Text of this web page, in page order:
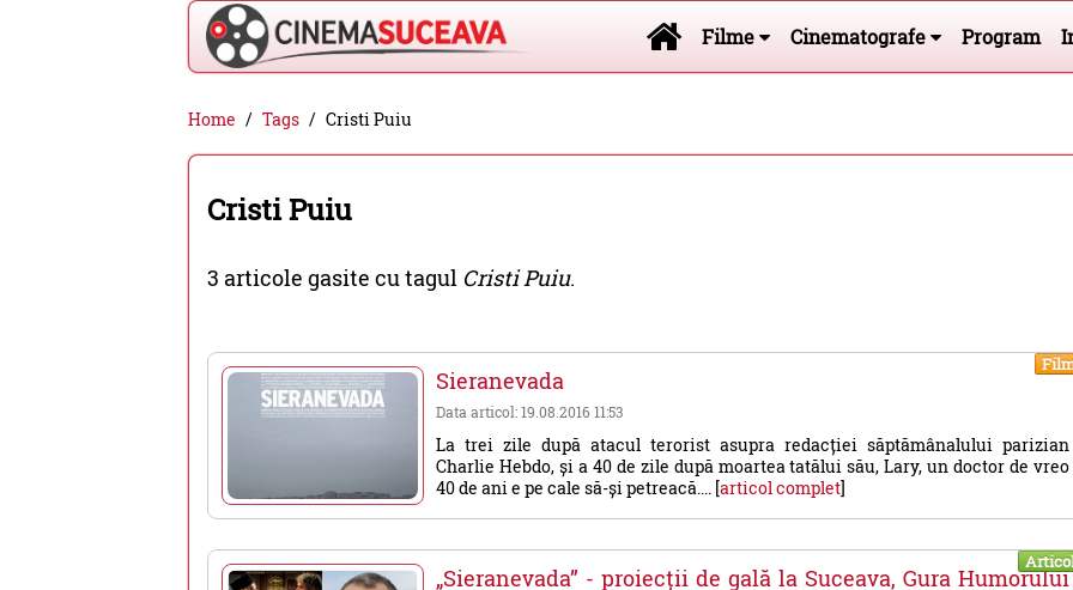
Cinema
Suceava
-
filme
cinema,
evenimente
Filme Cinematografe Program
Home Tags Cristi Puiu
Cristi Puiu
3 articole gasite cu tagul Cristi Puiu.
Sieranevada
Data articol: 19.08.2016 11:53
La trei zile după atacul terorist asupra redacției săptămânalului parizian
Charlie Hebdo, și a 40 de zile după moartea tatălui său, Lary, un doctor de vreo
40 de ani e pe cale să-și petreacă.... [articol complet]
„Sieranevada” - proiecții de gală la Suceava, Gura Humorului